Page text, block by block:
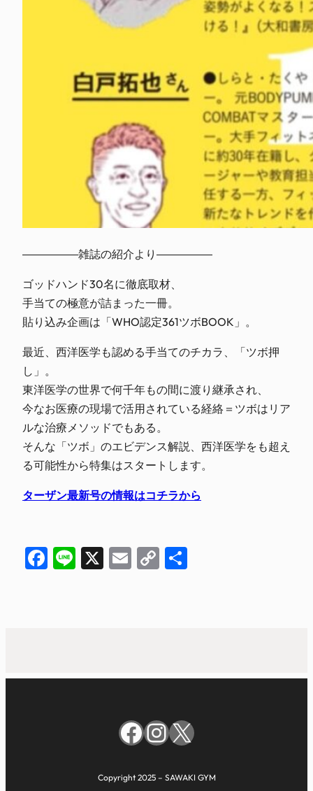
―――――雑誌の紹介より―――――
ゴッドハンド30名に徹底取材、
手当ての極意が詰まった一冊。
貼り込み企画は「WHO認定361ツボBOOK」。
最近、西洋医学も認める手当てのチカラ、「ツボ押
し」。
東洋医学の世界で何千年もの間に渡り継承され、
今なお医療の現場で活用されている経絡＝ツボはリア
ルな治療メソッドでもある。
そんな「ツボ」のエビデンス解説、西洋医学をも超え
る可能性から特集はスタートします。
ターザン最新号の情報はコチラから
Facebook
Line
X EmailCopy
Facebook
Instagram
X
Copyright 2025 – SAWAKI GYM